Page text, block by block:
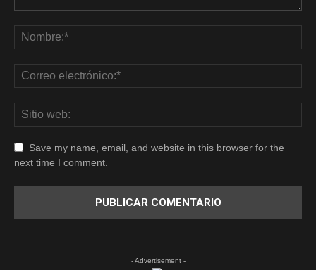
Save my name, email, and website in this browser for the
next time I comment.
- Advertisement -